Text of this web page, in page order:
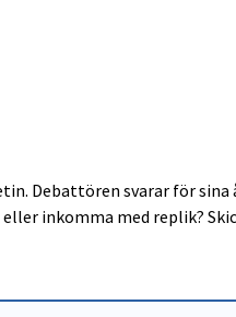
Debattören svarar för
inkomma med replik?